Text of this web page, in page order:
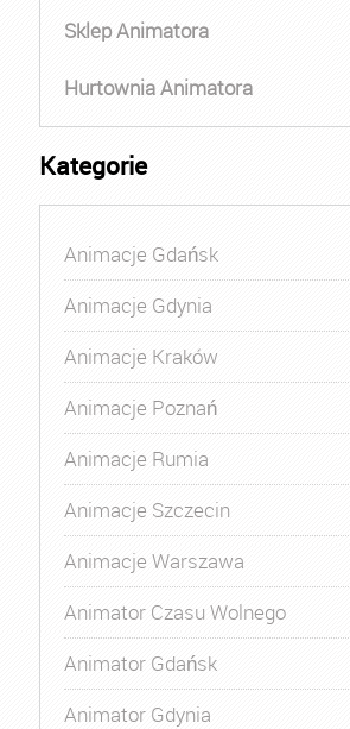
Sklep Animatora
Hurtownia Animatora
Kategorie
Animacje Gdańsk
Animacje Gdynia
Animacje Kraków
Animacje Poznań
Animacje Rumia
Animacje Szczecin
Animacje Warszawa
Animator Czasu Wolnego
Animator Gdańsk
Animator Gdynia